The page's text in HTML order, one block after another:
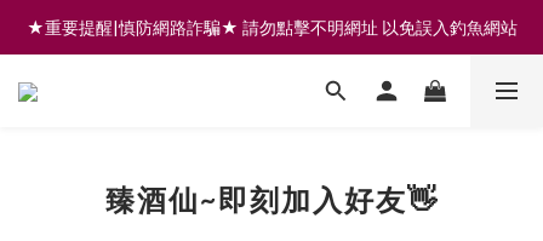
註冊會員享200元購物金 | 全館滿999免運 | 可門市取貨/安裝
★重要提醒|慎防網路詐騙★ 請勿點擊不明網址 以免誤入釣魚網站
註冊會員享200元購物金 | 全館滿999免運 | 可門市取貨/安裝
臻酒仙~即刻加入好友👋